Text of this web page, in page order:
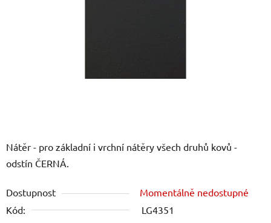
Nátěr - pro základní i vrchní nátěry všech druhů kovů -
odstín ČERNÁ.
Dostupnost
Momentálně nedostupné
Kód:
LG4351